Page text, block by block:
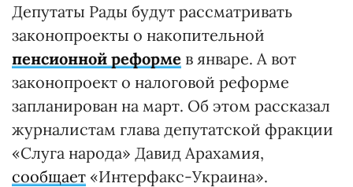
Депутаты Рады будут рассматривать
законопроекты о накопительной
пенсионной реформе в январе. А вот
законопроект о налоговой реформе
запланирован на март. Об этом рассказал
журналистам глава депутатской фракции
«Слуга народа» Давид Арахамия,
сообщает «Интерфакс-Украина».